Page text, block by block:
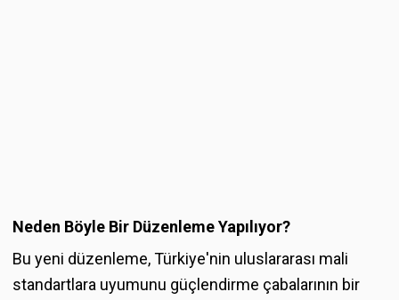
Neden Böyle Bir Düzenleme Yapılıyor?
Bu yeni düzenleme, Türkiye'nin uluslararası mali
standartlara uyumunu güçlendirme çabalarının bir